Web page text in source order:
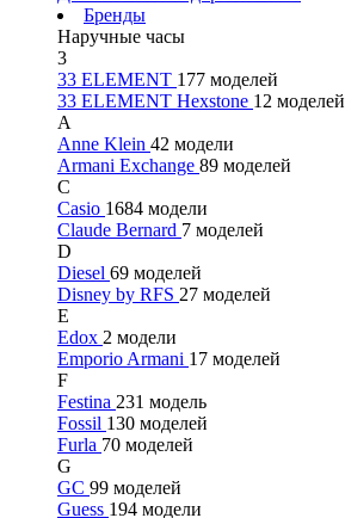
Бренды
Наручные часы
3
33 ELEMENT 177 моделей
33 ELEMENT Hexstone 12 моделей
A
Anne Klein 42 модели
Armani Exchange 89 моделей
C
Casio 1684 модели
Claude Bernard 7 моделей
D
Diesel 69 моделей
Disney by RFS 27 моделей
E
Edox 2 модели
Emporio Armani 17 моделей
F
Festina 231 модель
Fossil 130 моделей
Furla 70 моделей
G
GC 99 моделей
Guess 194 модели